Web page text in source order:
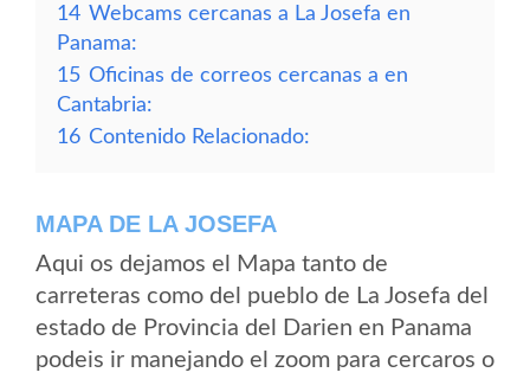
14 Webcams cercanas a La Josefa en
Panama:
15 Oficinas de correos cercanas a en
Cantabria:
16 Contenido Relacionado:
MAPA DE LA JOSEFA
Aqui os dejamos el Mapa tanto de
carreteras como del pueblo de La Josefa del
estado de Provincia del Darien en Panama
podeis ir manejando el zoom para cercaros o